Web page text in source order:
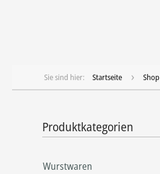
Startseite Shop
Produktkategorien
Wurstwaren